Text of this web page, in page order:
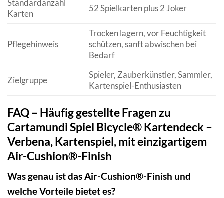
Standardanzahl
Karten
52 Spielkarten plus 2 Joker
Pflegehinweis
Trocken lagern, vor Feuchtigkeit
schützen, sanft abwischen bei
Bedarf
Zielgruppe
Spieler, Zauberkünstler, Sammler,
Kartenspiel-Enthusiasten
FAQ – Häufig gestellte Fragen zu
Cartamundi Spiel Bicycle® Kartendeck –
Verbena, Kartenspiel, mit einzigartigem
Air-Cushion®-Finish
Was genau ist das Air-Cushion®-Finish und
welche Vorteile bietet es?